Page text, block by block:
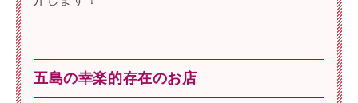
五島の幸楽的存在のお店